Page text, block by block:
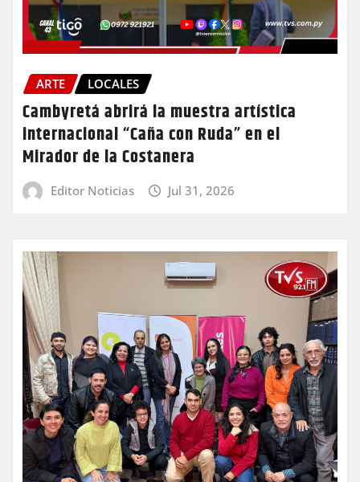
ARTE LOCALES
Cambyretá abrirá la muestra artística
internacional “Caña con Ruda” en el
Mirador de la Costanera
Editor Noticias Jul 31, 2026